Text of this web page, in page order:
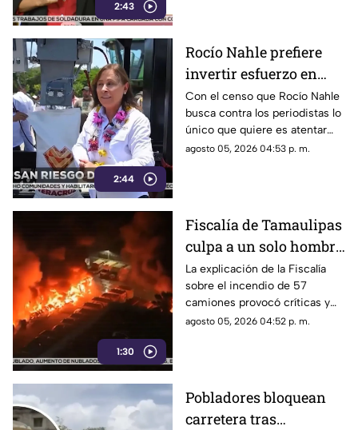
2:43
2:44
Rocío Nahle prefiere
invertir esfuerzo en
censar a periodistas
antes que en
protegerlos de la
violencia
Con el censo que Rocío Nahle
busca contra los periodistas lo
único que quiere es atentar
contra la libertad de expresión,
agosto 05, 2026 04:53 p. m.
1:30
Fiscalía de Tamaulipas
culpa a un solo hombre
por el incendio de un
lote 47 camiones de
papitas
La explicación de la Fiscalía
sobre el incendio de 57
camiones provocó críticas y
cuestionamientos a nivel
agosto 05, 2026 04:52 p. m.
Pobladores bloquean
carretera tras